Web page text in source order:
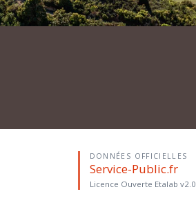
DONNÉES OFFICIELLES
Service-Public.fr
Licence Ouverte Etalab v2.0